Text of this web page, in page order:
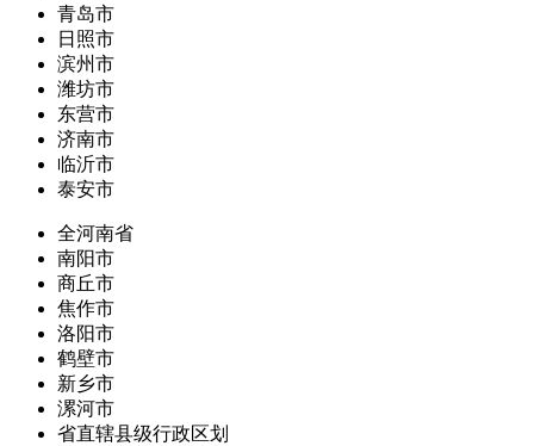
青岛市
日照市
滨州市
潍坊市
东营市
济南市
临沂市
泰安市
全河南省
南阳市
商丘市
焦作市
洛阳市
鹤壁市
新乡市
漯河市
省直辖县级行政区划